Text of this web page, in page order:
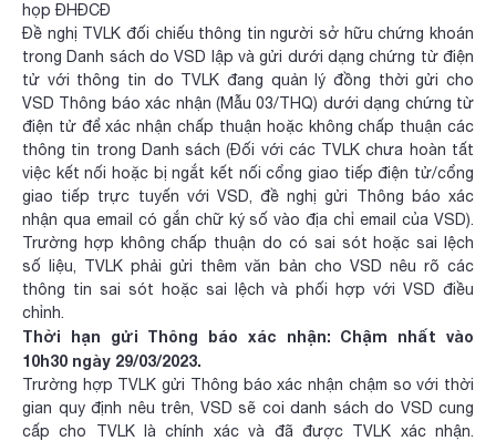
họp ĐHĐCĐ
Đề nghị TVLK đối chiếu thông tin người sở hữu chứng khoán
trong Danh sách do VSD lập và gửi dưới dạng chứng từ điện
tử với thông tin do TVLK đang quản lý đồng thời gửi cho
VSD Thông báo xác nhận (Mẫu 03/THQ) dưới dạng chứng từ
điện tử để xác nhận chấp thuận hoặc không chấp thuận các
thông tin trong Danh sách (Đối với các TVLK chưa hoàn tất
việc kết nối hoặc bị ngắt kết nối cổng giao tiếp điện tử/cổng
giao tiếp trực tuyến với VSD, đề nghị gửi Thông báo xác
nhận qua email có gắn chữ ký số vào địa chỉ email của VSD).
Trường hợp không chấp thuận do có sai sót hoặc sai lệch
số liệu, TVLK phải gửi thêm văn bản cho VSD nêu rõ các
thông tin sai sót hoặc sai lệch và phối hợp với VSD điều
chỉnh.
Thời hạn gửi Thông báo xác nhận: Chậm nhất vào
10h30 ngày 29/03/2023.
Trường hợp TVLK gửi Thông báo xác nhận chậm so với thời
gian quy định nêu trên, VSD sẽ coi danh sách do VSD cung
cấp cho TVLK là chính xác và đã được TVLK xác nhận.